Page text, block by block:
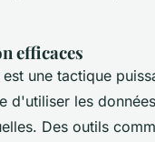
efficaces
est une tactique
d'utiliser les
Des outils